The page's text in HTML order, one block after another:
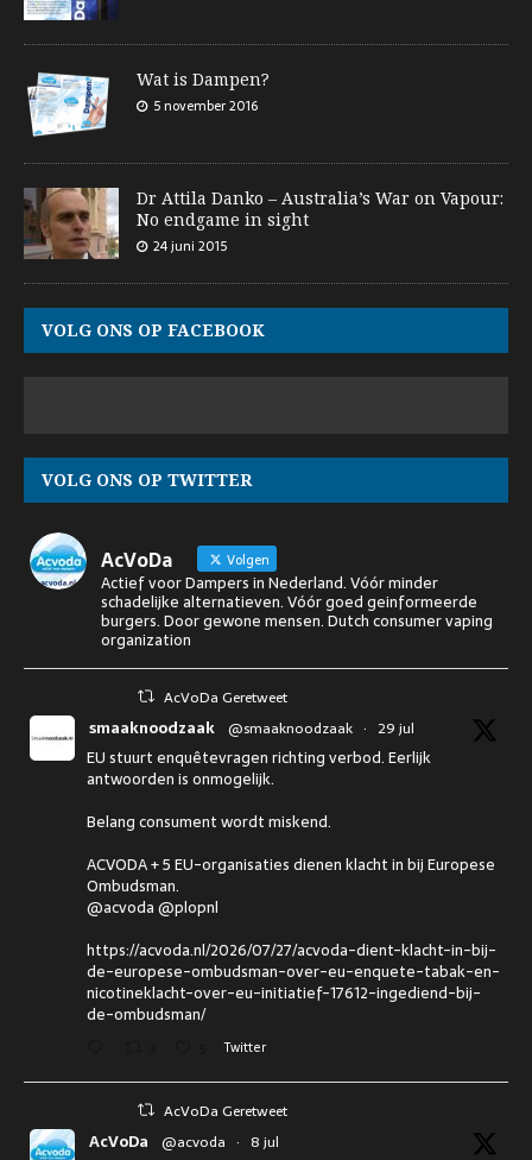
Wat is Dampen?
5 november 2016
Dr Attila Danko – Australia’s War on Vapour:
No endgame in sight
24 juni 2015
VOLG ONS OP FACEBOOK
VOLG ONS OP TWITTER
AcVoDa Volgen
Actief voor Dampers in Nederland. Vóór minder
schadelijke alternatieven. Vóór goed geinformeerde
burgers. Door gewone mensen. Dutch consumer vaping
organization
AcVoDa Geretweet
smaaknoodzaak @smaaknoodzaak · 29 jul
EU stuurt enquêtevragen richting verbod. Eerlijk
antwoorden is onmogelijk.
Belang consument wordt miskend.
ACVODA + 5 EU-organisaties dienen klacht in bij Europese
Ombudsman.
@acvoda @plopnl
https://acvoda.nl/2026/07/27/acvoda-dient-klacht-in-bij-
de-europese-ombudsman-over-eu-enquete-tabak-en-
nicotineklacht-over-eu-initiatief-17612-ingediend-bij-
de-ombudsman/
Twitter
AcVoDa Geretweet
AcVoDa @acvoda · 8 jul